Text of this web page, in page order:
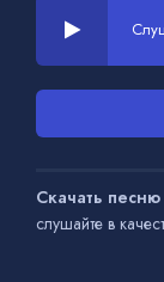
Скачать
слушайте в